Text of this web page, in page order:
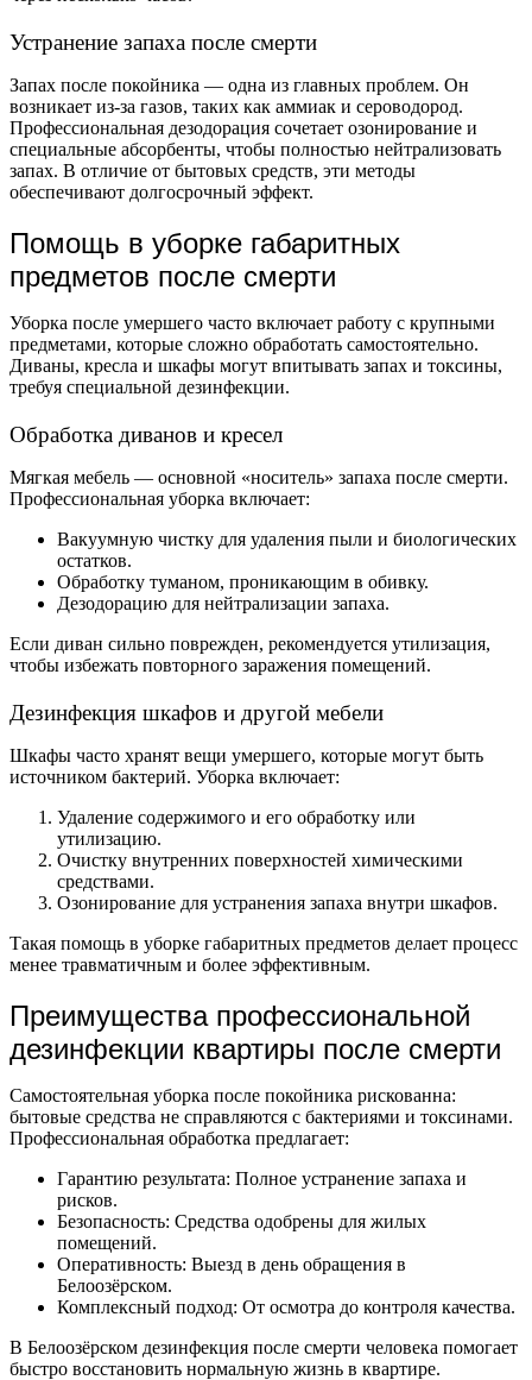
Устранение запаха после смерти
Запах после покойника — одна из главных проблем. Он
возникает из-за газов, таких как аммиак и сероводород.
Профессиональная дезодорация сочетает озонирование и
специальные абсорбенты, чтобы полностью нейтрализовать
запах. В отличие от бытовых средств, эти методы
обеспечивают долгосрочный эффект.
Помощь в уборке габаритных
предметов после смерти
Уборка после умершего часто включает работу с крупными
предметами, которые сложно обработать самостоятельно.
Диваны, кресла и шкафы могут впитывать запах и токсины,
требуя специальной дезинфекции.
Обработка диванов и кресел
Мягкая мебель — основной «носитель» запаха после смерти.
Профессиональная уборка включает:
Вакуумную чистку для удаления пыли и биологических
остатков.
Обработку туманом, проникающим в обивку.
Дезодорацию для нейтрализации запаха.
Если диван сильно поврежден, рекомендуется утилизация,
чтобы избежать повторного заражения помещений.
Дезинфекция шкафов и другой мебели
Шкафы часто хранят вещи умершего, которые могут быть
источником бактерий. Уборка включает:
Удаление содержимого и его обработку или
утилизацию.
Очистку внутренних поверхностей химическими
средствами.
Озонирование для устранения запаха внутри шкафов.
Такая помощь в уборке габаритных предметов делает процесс
менее травматичным и более эффективным.
Преимущества профессиональной
дезинфекции квартиры после смерти
Самостоятельная уборка после покойника рискованна:
бытовые средства не справляются с бактериями и токсинами.
Профессиональная обработка предлагает:
Гарантию результата: Полное устранение запаха и
рисков.
Безопасность: Средства одобрены для жилых
помещений.
Оперативность: Выезд в день обращения в
Белоозёрском.
Комплексный подход: От осмотра до контроля качества.
В Белоозёрском дезинфекция после смерти человека помогает
быстро восстановить нормальную жизнь в квартире.